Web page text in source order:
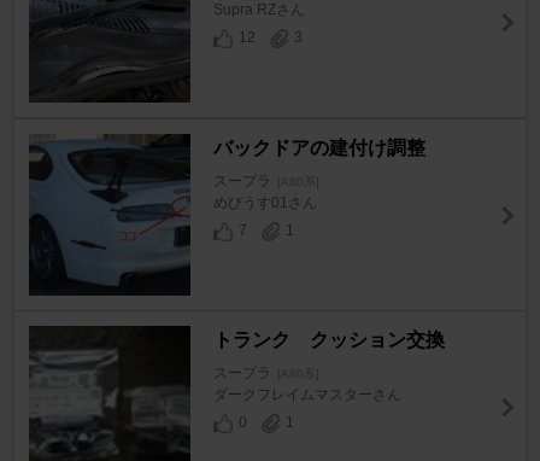
Supra RZさん
12
3
バックドアの建付け調整
スープラ [A80系]
めびうす01さん
7
1
トランク クッション交換
スープラ [A80系]
ダークフレイムマスターさん
0
1